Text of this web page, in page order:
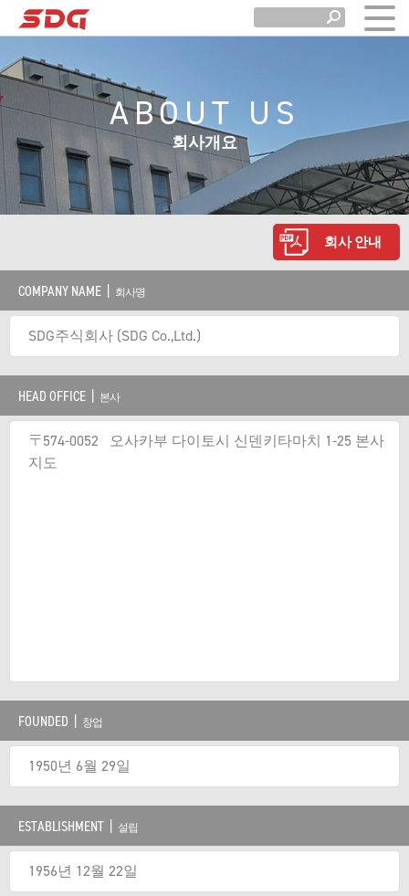
ABOUT US
회사개요
회사 안내
COMPANY NAME | 회사명
SDG주식회사 (SDG Co.,Ltd.)
HEAD OFFICE | 본사
〒574-0052 오사카부 다이토시 신덴키타마치 1-25 본사
지도
FOUNDED | 창업
1950년 6월 29일
ESTABLISHMENT | 설립
1956년 12월 22일